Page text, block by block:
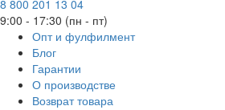
8 800 201 13 04
9:00 - 17:30 (пн - пт)
Опт и фулфилмент
Блог
Гарантии
О производстве
Возврат товара